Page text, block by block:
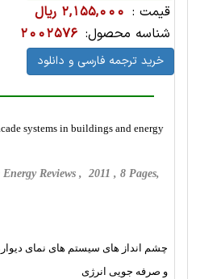
قیمت : 2,155,000 ریال
شناسه محصول: 2002576
خرید ترجمه فارسی و دانلود
systems in buildings and energy
Reviews , 2011 , 8 Pages,
چشم انداز های سیستم های نمای
و صرفه جویی انرژی